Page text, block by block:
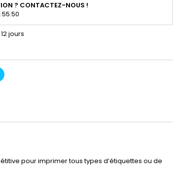
? CONTACTEZ-NOUS !
jours
pour imprimer tous types d’étiquettes ou de